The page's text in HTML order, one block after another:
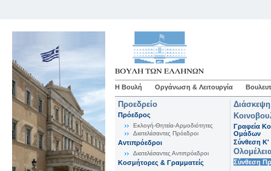
Η Βουλή Οργάνωση & Λειτουργία
Προεδρείο
Πρόεδρος
Εκλογή-Θητεία-Αρμοδιότητες
Διατελέσαντες Πρόεδροι
Αντιπρόεδροι
Διατελέσαντες Αντιπρόεδροι
Κοσμήτορες & Γραμματείς
Γραφεία
Ομάδων
Σύνθεση K'
Σύνθεση